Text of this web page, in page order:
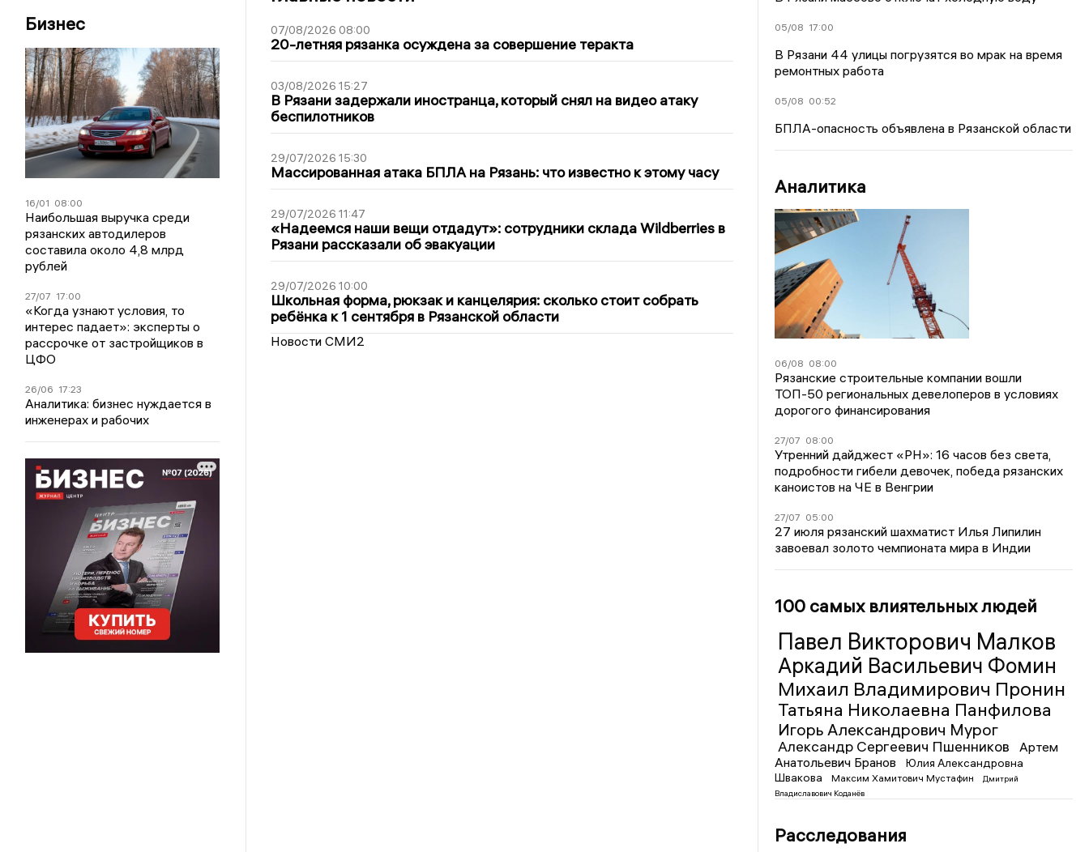
Бизнес
16/01 08:00
Наибольшая выручка среди
рязанских автодилеров
составила около 4,8 млрд
рублей
27/07 17:00
«Когда узнают условия, то
интерес падает»: эксперты о
рассрочке от застройщиков в
ЦФО
26/06 17:23
Аналитика: бизнес нуждается в
инженерах и рабочих
07/08/2026 08:00
20-летняя рязанка осуждена за совершение теракта
03/08/2026 15:27
В Рязани задержали иностранца, который снял на видео атаку
беспилотников
29/07/2026 15:30
Массированная атака БПЛА на Рязань: что известно к этому часу
29/07/2026 11:47
«Надеемся наши вещи отдадут»: сотрудники склада Wildberries в
Рязани рассказали об эвакуации
29/07/2026 10:00
Школьная форма, рюкзак и канцелярия: сколько стоит собрать
ребёнка к 1 сентября в Рязанской области
Новости СМИ2
05/08 17:00
В Рязани 44 улицы погрузятся во мрак на время
ремонтных работа
05/08 00:52
БПЛА-опасность объявлена в Рязанской области
Аналитика
06/08 08:00
Рязанские строительные компании вошли
ТОП-50 региональных девелоперов в условиях
дорогого финансирования
27/07 08:00
Утренний дайджест «РН»: 16 часов без света,
подробности гибели девочек, победа рязанских
каноистов на ЧЕ в Венгрии
27/07 05:00
27 июля рязанский шахматист Илья Липилин
завоевал золото чемпионата мира в Индии
100 самых влиятельных людей
Павел Викторович Малков
Аркадий Васильевич Фомин
Михаил Владимирович Пронин
Татьяна Николаевна Панфилова
Игорь Александрович Мурог
Александр Сергеевич Пшенников
Артем
Анатольевич Бранов
Юлия Александровна
Швакова
Максим Хамитович Мустафин
Дмитрий
Владиславович Коданёв
Расследования